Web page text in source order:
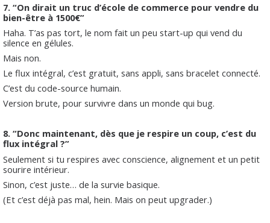
7. “On dirait un truc d’école de commerce pour vendre du
bien-être à 1500€”
Haha. T’as pas tort, le nom fait un peu start-up qui vend du
silence en gélules.
Mais non.
Le flux intégral, c’est gratuit, sans appli, sans bracelet connecté.
C’est du code-source humain.
Version brute, pour survivre dans un monde qui bug.
8. “Donc maintenant, dès que je respire un coup, c’est du
flux intégral ?”
Seulement si tu respires avec conscience, alignement et un petit
sourire intérieur.
Sinon, c’est juste… de la survie basique.
(Et c’est déjà pas mal, hein. Mais on peut upgrader.)